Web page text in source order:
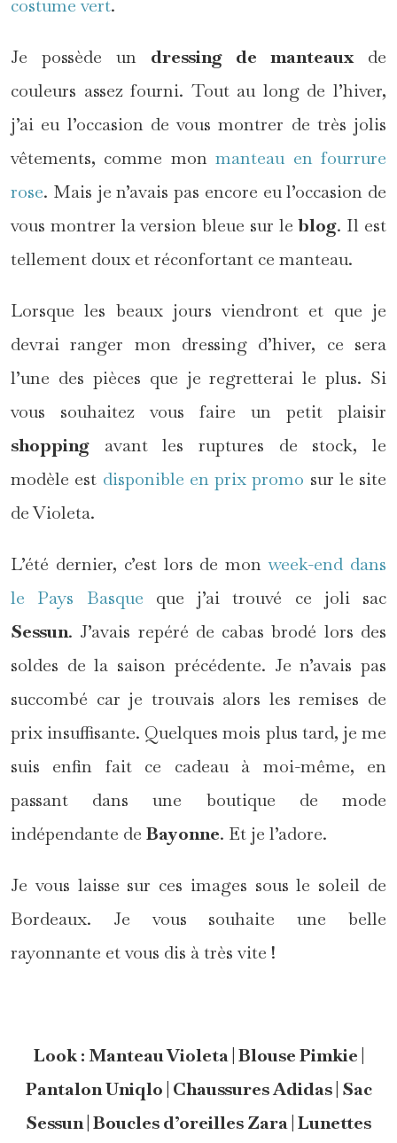
costume vert.
Je possède un dressing de manteauxde
couleurs assez fourni. Tout au long de l’hiver,
j’ai eu l’occasion de vous montrer de très jolis
vêtements, comme monmanteau en fourrure
rose. Mais je n’avais pas encore eu l’occasion de
vous montrer la version bleue sur leblog. Il est
tellement doux et réconfortant ce manteau.
Lorsque les beaux jours viendront et que je
devrai ranger mon dressing d’hiver, ce sera
l’une des pièces que je regretterai le plus. Si
vous souhaitez vous faire un petit plaisir
shopping avant les ruptures de stock, le
modèle est disponible en prix promo sur le site
de Violeta.
L’été dernier, c’est lors de monweek-end dans
le Pays Basque que j’ai trouvé ce joli sac
Sessun. J’avais repéré de cabas brodé lors des
soldes de la saison précédente. Je n’avais pas
succombé car je trouvais alors les remises de
prix insuffisante. Quelques mois plus tard, je me
suis enfin fait ce cadeau à moi-même, en
passant dans une boutique de mode
indépendante de Bayonne. Et je l’adore.
Je vous laisse sur ces images sous le soleil de
Bordeaux. Je vous souhaite une belle
rayonnante et vous dis à très vite !
Look : Manteau Violeta | Blouse Pimkie |
Pantalon Uniqlo | Chaussures Adidas | Sac
Sessun | Boucles d’oreilles Zara | Lunettes